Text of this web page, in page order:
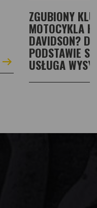
ZGUBIONY
MOTOCYKLA
DAVIDSON?
PODSTAWIE
USŁUGA